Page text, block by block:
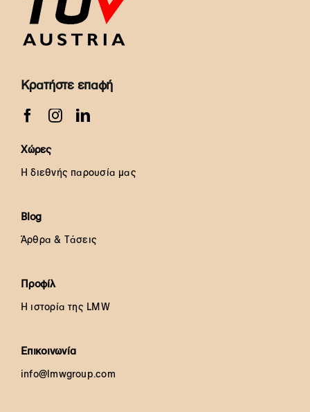
Κρατήστε επαφή
Χώρες
Η διεθνής παρουσία μας
Blog
Άρθρα & Τάσεις
Προφίλ
Η ιστορία της LMW
Επικοινωνία
info@lmwgroup.com